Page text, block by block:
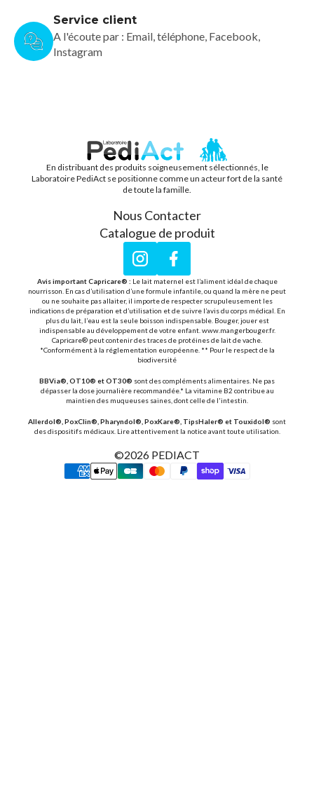
Service client
A l'écoute par : Email, téléphone, Facebook,
Instagram
PEDIACT
En distribuant des produits soigneusement sélectionnés, le
Laboratoire PediAct se positionne comme un acteur fort de la santé
de toute la famille.
Nous Contacter
Catalogue de produit
InstagramFacebook
Avis important Capricare® : Le lait maternel est l’aliment idéal de chaque
nourrisson. En cas d’utilisation d’une formule infantile, ou quand la mère ne peut
ou ne souhaite pas allaiter, il importe de respecter scrupuleusement les
indications de préparation et d’utilisation et de suivre l’avis du corps médical. En
plus du lait, l’eau est la seule boisson indispensable. Bouger, jouer est
indispensable au développement de votre enfant. www.mangerbouger.fr.
Capricare® peut contenir des traces de protéines de lait de vache.
*Conformément à la réglementation européenne. ** Pour le respect de la
biodiversité
BBVia®, OT10® et OT30® sont des compléments alimentaires. Ne pas
dépasser la dose journalière recommandée.* La vitamine B2 contribue au
maintien des muqueuses saines, dont celle de l'intestin.
Allerdol®, PoxClin®, Pharyndol®, PoxKare®, TipsHaler® et Touxidol® sont
des dispositifs médicaux. Lire attentivement la notice avant toute utilisation.
©2026 PEDIACT